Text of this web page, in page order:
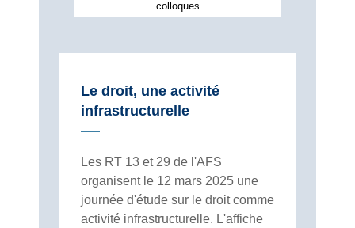
colloques
Le droit, une activité
infrastructurelle
Les RT 13 et 29 de l'AFS
organisent le 12 mars 2025 une
journée d'étude sur le droit comme
activité infrastructurelle. L'affiche